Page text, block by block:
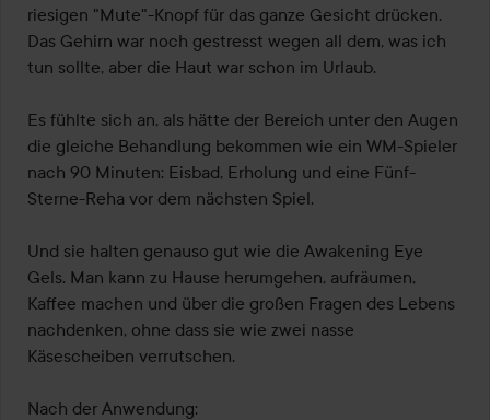
riesigen "Mute"-Knopf für das ganze Gesicht drücken.
Das Gehirn war noch gestresst wegen all dem, was ich
tun sollte, aber die Haut war schon im Urlaub.
Es fühlte sich an, als hätte der Bereich unter den Augen
die gleiche Behandlung bekommen wie ein WM-Spieler
nach 90 Minuten: Eisbad, Erholung und eine Fünf-
Sterne-Reha vor dem nächsten Spiel.
Und sie halten genauso gut wie die Awakening Eye
Gels. Man kann zu Hause herumgehen, aufräumen,
Kaffee machen und über die großen Fragen des Lebens
nachdenken, ohne dass sie wie zwei nasse
Käsescheiben verrutschen.
Nach der Anwendung: